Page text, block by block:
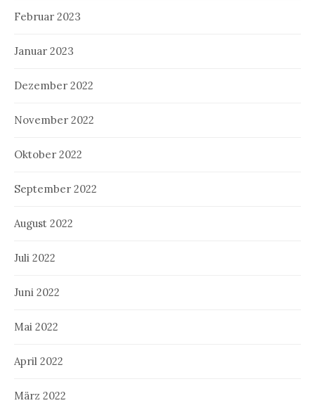
Februar 2023
Januar 2023
Dezember 2022
November 2022
Oktober 2022
September 2022
August 2022
Juli 2022
Juni 2022
Mai 2022
April 2022
März 2022